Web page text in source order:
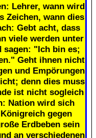
Lehrer, wann wird
Zeichen, wann dies
Gebt acht, dass
viele werden unter
sagen: "Ich bin es;
Geht ihnen nicht
und Empörungen
denn dies muss
ist nicht sogleich
Nation wird sich
gegen
Erdbeben sein
an verschiedenen